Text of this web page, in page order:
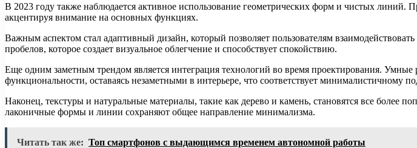
В 2023 году также наблюдается активное использование геометрических форм и чистых
акцентируя внимание на основных функциях.
Важным аспектом стал адаптивный дизайн, который позволяет пользователям
пробелов, которое создает визуальное облегчение и способствует спокойствию.
Еще одним заметным трендом является интеграция технологий во время проектирования.
функциональности, оставаясь незаметными в интерьере, что соответствует минималистичному
Наконец, текстуры и натуральные материалы, такие как дерево и камень, становятся все более
лаконичные формы и линии сохраняют общее направление минимализма.
Читать так же: Топ смартфонов с выдающимся временем автономной работы